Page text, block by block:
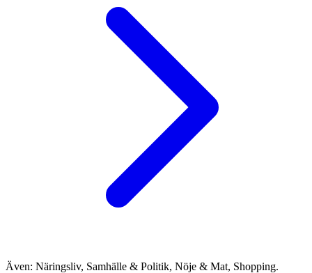
Även: Näringsliv, Samhälle & Politik, Nöje & Mat, Shopping.